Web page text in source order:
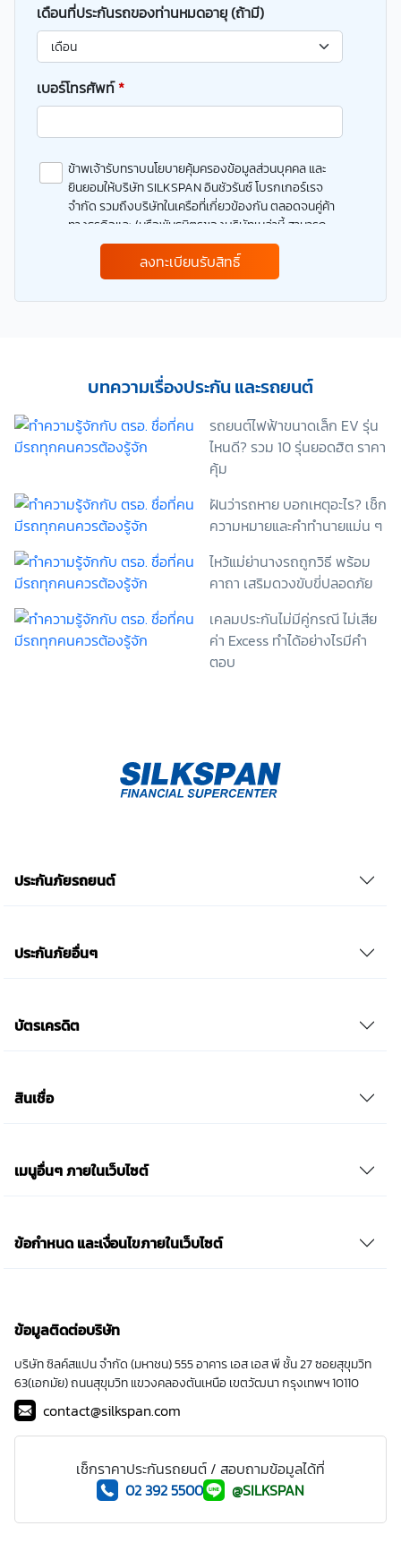
เดือนที่ประกันรถของท่านหมดอายุ (ถ้ามี)
เบอร์โทรศัพท์*
ข้าพเจ้ารับทราบนโยบายคุ้มครองข้อมูลส่วนบุคคล และ
ยินยอมให้บริษัท SILKSPAN อินชัวรันซ์ โบรกเกอร์เรจ
จำกัด รวมถึงบริษัทในเครือที่เกี่ยวข้องกัน ตลอดจนคู่ค้า
ทางธุรกิจและ/หรือพันธมิตรของบริษัทเหล่านี้ สามารถ
เก็บ ใช้ และ/หรือ เปิดเผยข้อมูลส่วนบุคคลและข้อมูลส่วน
บุคคลที่มีความอ่อนไหวของข้าพเจ้า เพื่อวัตถุประสงค์ใน
การดำเนินการติดต่อและนำเสนอข้อมูลสำหรับการขาย
ผลิตภัณฑ์ การจัดทำรายการส่งเสริมการขายและการ
อื่นๆ ท่านสามารถอ่านรายละเอียดนโยบายคุ้มครองข้อมูล
ส่วนบุคคลและสิทธิของเจ้าของข้อมูลส่วนบุคคลได้ที่
เว็บไซต์ คำประกาศเกี่ยวกับความเป็นส่วนตัว ก่อนให้
ความยินยอม ทั้งนี้ ก่อนการแสดงเจตนา ข้าพเจ้าได้อ่าน
รายละเอียดจากเอกสารชี้แจงข้อมูล หรือได้รับคำอธิบาย
จากหน่วยงานถึงวัตถุประสงค์ในการเก็บรวบรวม ใช้หรือ
และมีความเข้าใจดีแล้ว ข้าพเจ้าให้ความยินยอมหรือปฏิเสธ
ไม่ให้ความยินยอมในเอกสารนี้ด้วยความสมัครใจ
ข้าพเจ้าสามารถถอนความยินยอมนี้เสียเมื่อใดก็ได้ เว้นแต่
ในกรณีมีข้อจำกัดสิทธิตามกฎหมายหรือยังมีสัญญา
กรณีที่ข้าพเจ้าประสงค์จะไม่ให้ความยินยอม ข้าพเจ้าเข้าใจ
และยอมรับว่า การไม่ให้ความยินยอมจะมีผลทำให้ข้าพเจ้า
(เช่น ข้าพเจ้าอาจได้รับความสะดวกในการใช้บริการน้อย
ยินยอม” ในช่องสนทนา เป็นการแสดงเจตนายินยอมของ
ข้าพเจ้าแทนการลงลายมือชื่อเป็นหลักฐาน รวบรวมเบี้ย
ลงทะเบียนรับสิทธิ์
บทความเรื่องประกัน และรถยนต์
รถยนต์ไฟฟ้าขนาดเล็ก EV รุ่น
ไหนดี? รวม 10 รุ่นยอดฮิต ราคา
คุ้ม
ฝันว่ารถหาย บอกเหตุอะไร? เช็ก
ความหมายและคำทำนายแม่น ๆ
ไหว้แม่ย่านางรถถูกวิธี พร้อม
คาถา เสริมดวงขับขี่ปลอดภัย
เคลมประกันไม่มีคู่กรณี ไม่เสีย
ค่า Excess ทำได้อย่างไรมีคำ
ตอบ
ประกันภัยรถยนต์
ประกันภัยอื่นๆ
บัตรเครดิต
สินเชื่อ
เมนูอื่นๆ ภายในเว็บไซต์
ข้อกำหนด และเงื่อนไขภายในเว็บไซต์
ข้อมูลติดต่อบริษัท
บริษัท ซิลค์สแปน จำกัด (มหาชน) 555 อาคาร เอส เอส พี ชั้น 27 ซอยสุขุมวิท
63(เอกมัย) ถนนสุขุมวิท แขวงคลองตันเหนือ เขตวัฒนา กรุงเทพฯ 10110
contact@silkspan.com
เช็กราคาประกันรถยนต์ / สอบถามข้อมูลได้ที่
02 392 5500
@SILKSPAN